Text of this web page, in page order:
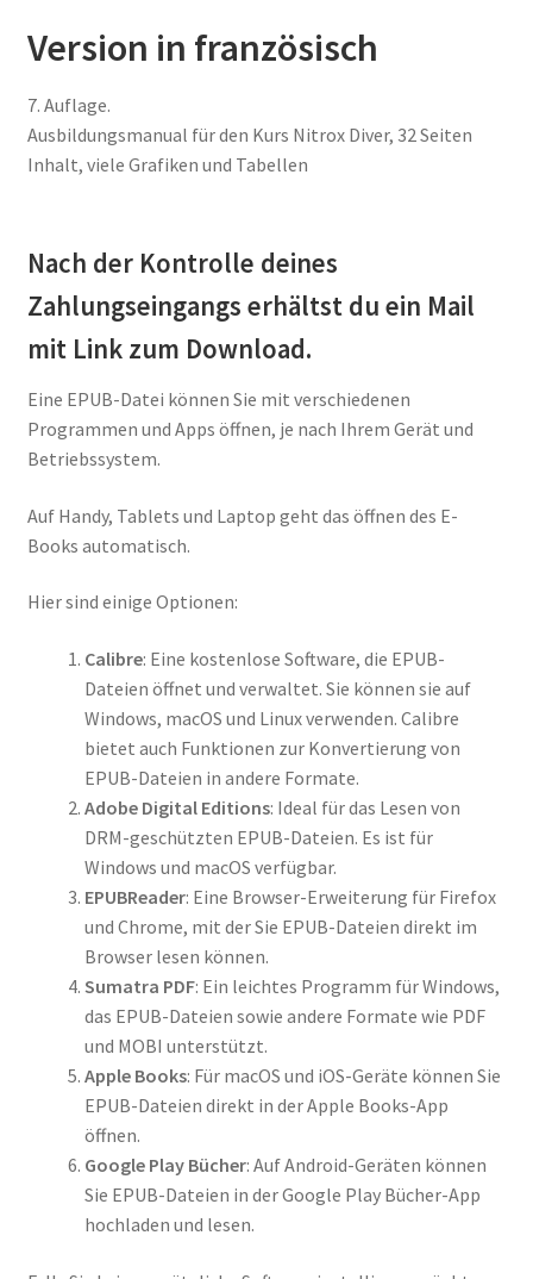
Version in französisch
7. Auflage.
Ausbildungsmanual für den Kurs Nitrox Diver, 32 Seiten
Inhalt, viele Grafiken und Tabellen
Nach der Kontrolle deines
Zahlungseingangs erhältst du ein Mail
mit Link zum Download.
Eine EPUB-Datei können Sie mit verschiedenen
Programmen und Apps öffnen, je nach Ihrem Gerät und
Betriebssystem.
Auf Handy, Tablets und Laptop geht das öffnen des E-
Books automatisch.
Hier sind einige Optionen:
Calibre: Eine kostenlose Software, die EPUB-
Dateien öffnet und verwaltet. Sie können sie auf
Windows, macOS und Linux verwenden. Calibre
bietet auch Funktionen zur Konvertierung von
EPUB-Dateien in andere Formate.
Adobe Digital Editions: Ideal für das Lesen von
DRM-geschützten EPUB-Dateien. Es ist für
Windows und macOS verfügbar.
EPUBReader: Eine Browser-Erweiterung für Firefox
und Chrome, mit der Sie EPUB-Dateien direkt im
Browser lesen können.
Sumatra PDF: Ein leichtes Programm für Windows,
das EPUB-Dateien sowie andere Formate wie PDF
und MOBI unterstützt.
Apple Books: Für macOS und iOS-Geräte können Sie
EPUB-Dateien direkt in der Apple Books-App
öffnen.
Google Play Bücher: Auf Android-Geräten können
Sie EPUB-Dateien in der Google Play Bücher-App
hochladen und lesen.